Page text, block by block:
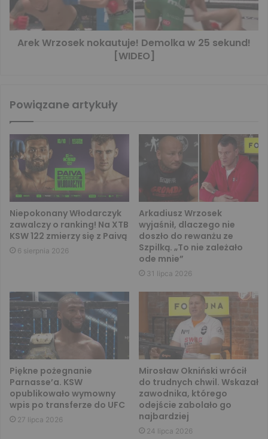
Arek Wrzosek nokautuje! Demolka w 25 sekund!
[WIDEO]
Powiązane artykuły
Niepokonany Włodarczyk
zawalczy o ranking! Na XTB
KSW 122 zmierzy się z Paivą
6 sierpnia 2026
Arkadiusz Wrzosek
wyjaśnił, dlaczego nie
doszło do rewanżu ze
Szpilką. „To nie zależało
ode mnie”
31 lipca 2026
Piękne pożegnanie
Parnasse’a. KSW
opublikowało wymowny
wpis po transferze do UFC
27 lipca 2026
Mirosław Okniński wrócił
do trudnych chwil. Wskazał
zawodnika, którego
odejście zabolało go
najbardziej
24 lipca 2026